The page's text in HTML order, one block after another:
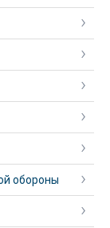
обороны